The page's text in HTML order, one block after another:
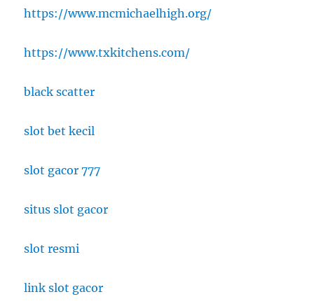
https://www.mcmichaelhigh.org/
https://www.txkitchens.com/
black scatter
slot bet kecil
slot gacor 777
situs slot gacor
slot resmi
link slot gacor